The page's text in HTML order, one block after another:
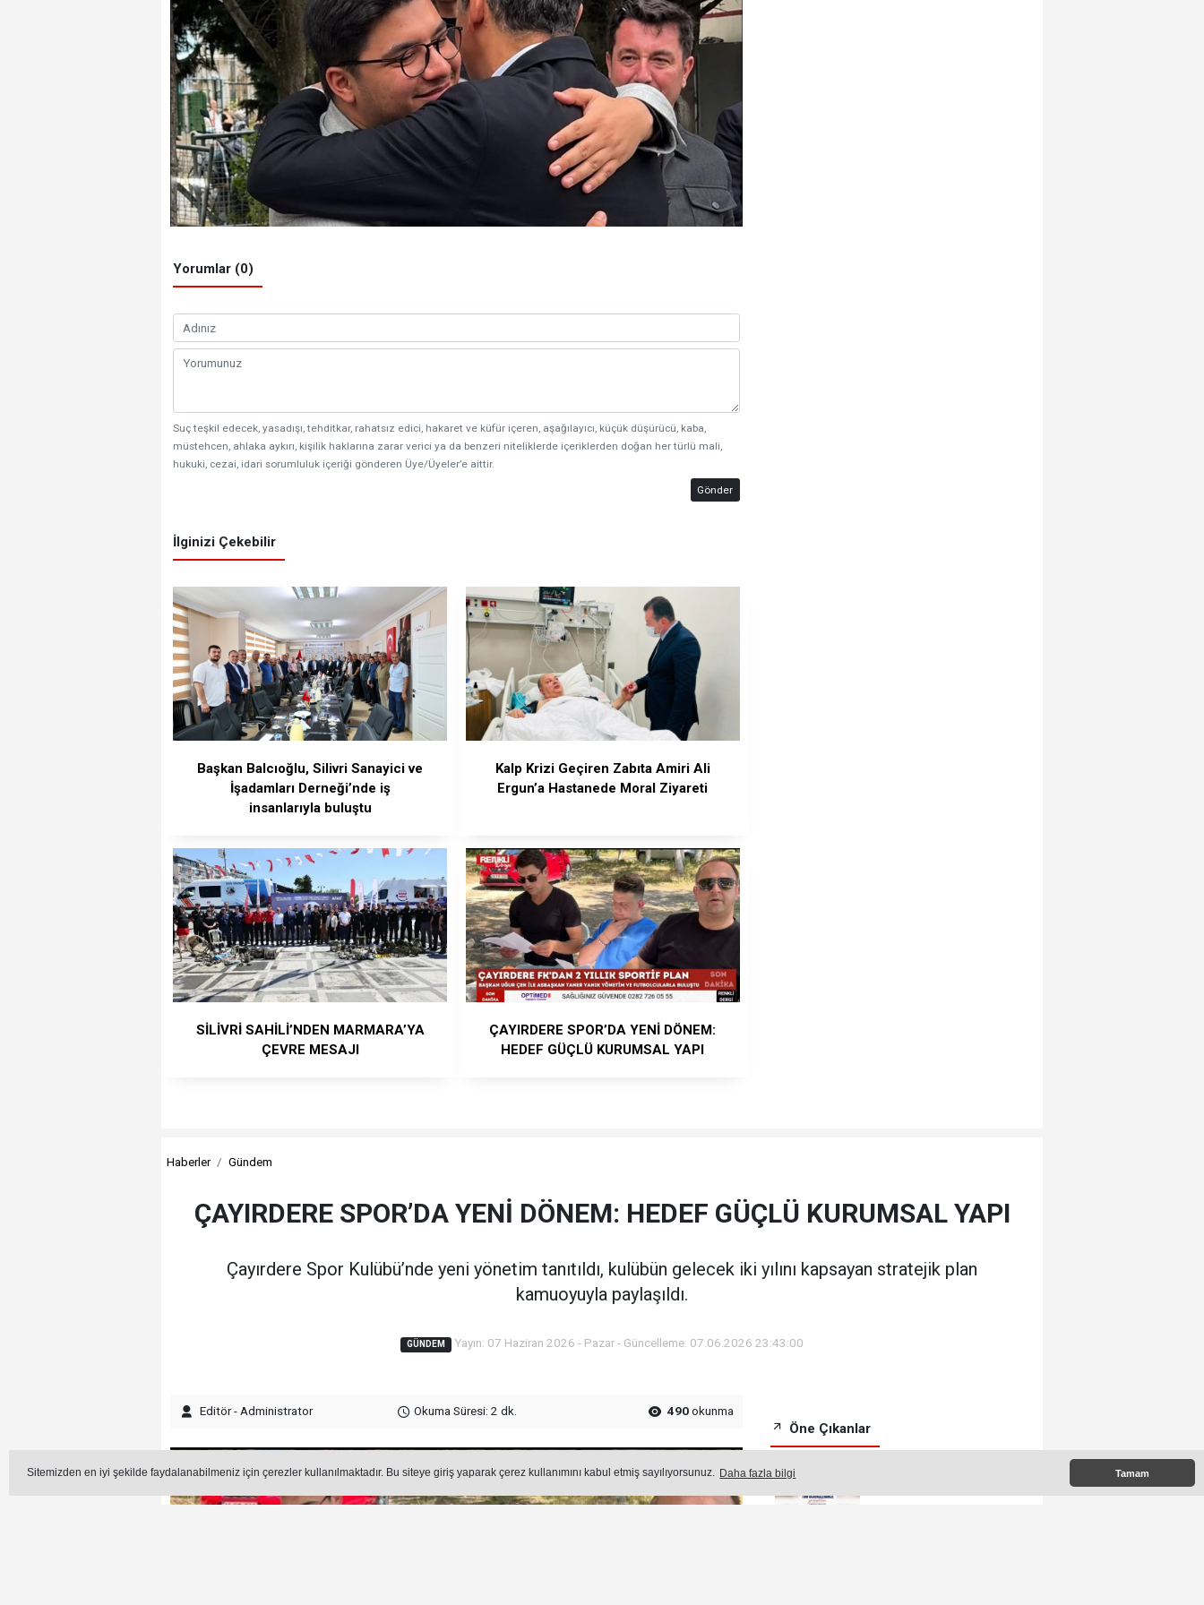
Sitemizden en iyi şekilde faydalanabilmeniz için çerezler kullanılmaktadır. Bu siteye giriş yaparak çerez kullanımını kabul etmiş sayılıyorsunuz. Daha fazla bilgi Tamam
Yorumlar (0)
Suç teşkil edecek, yasadışı, tehditkar, rahatsız edici, hakaret ve küfür içeren, aşağılayıcı, küçük düşürücü, kaba,
müstehcen, ahlaka aykırı, kişilik haklarına zarar verici ya da benzeri niteliklerde içeriklerden doğan her türlü mali,
hukuki, cezai, idari sorumluluk içeriği gönderen Üye/Üyeler’e aittir.
Gönder
İlginizi Çekebilir
Başkan Balcıoğlu, Silivri Sanayici ve
İşadamları Derneği’nde iş
insanlarıyla buluştu
Kalp Krizi Geçiren Zabıta Amiri Ali
Ergun’a Hastanede Moral Ziyareti
SİLİVRİ SAHİLİ’NDEN MARMARA’YA
ÇEVRE MESAJI
ÇAYIRDERE SPOR’DA YENİ DÖNEM:
HEDEF GÜÇLÜ KURUMSAL YAPI
Haberler Gündem
ÇAYIRDERE SPOR’DA YENİ DÖNEM: HEDEF GÜÇLÜ KURUMSAL YAPI
Çayırdere Spor Kulübü’nde yeni yönetim tanıtıldı, kulübün gelecek iki yılını kapsayan stratejik plan
kamuoyuyla paylaşıldı.
GÜNDEM Yayın: 07 Haziran 2026 - Pazar - Güncelleme: 07.06.2026 23:43:00
Editör - Administrator Okuma Süresi: 2 dk. 490okunma
Öne Çıkanlar